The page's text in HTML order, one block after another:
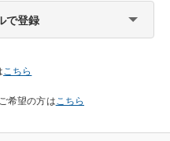
で登録
こちら
希望の方は こちら